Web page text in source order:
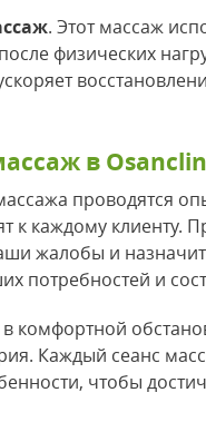
. Этот массаж
физических
в
проводятся
к каждому клиенту.
жалобы и
потребностей и
комфортной
Каждый сеанс
чтобы